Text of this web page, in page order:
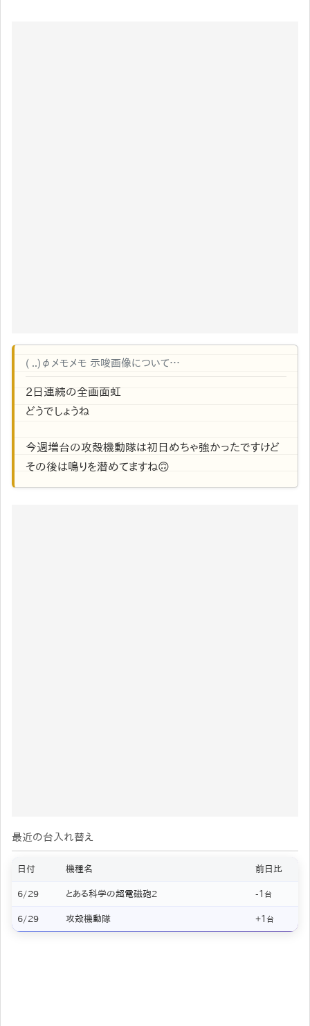
( ..)φメモメモ 示唆画像について…
2日連続の全画面虹
どうでしょうね
今週増台の攻殻機動隊は初日めちゃ強かったですけど
その後は鳴りを潜めてますね🙃
最近の台入れ替え
日付 機種名 前日比
6/29 とある科学の超電磁砲2 -1 台
6/29 攻殻機動隊 +1 台